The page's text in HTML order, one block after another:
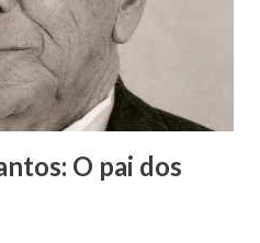
O pai dos